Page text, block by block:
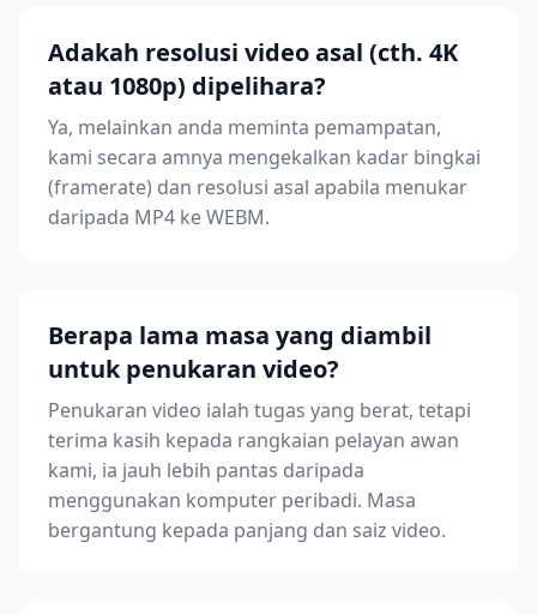
Adakah resolusi video asal (cth. 4K
atau 1080p) dipelihara?
Ya, melainkan anda meminta pemampatan,
kami secara amnya mengekalkan kadar bingkai
(framerate) dan resolusi asal apabila menukar
daripada MP4 ke WEBM.
Berapa lama masa yang diambil
untuk penukaran video?
Penukaran video ialah tugas yang berat, tetapi
terima kasih kepada rangkaian pelayan awan
kami, ia jauh lebih pantas daripada
menggunakan komputer peribadi. Masa
bergantung kepada panjang dan saiz video.